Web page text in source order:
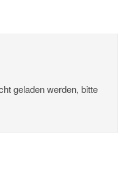
geladen werden, bitte